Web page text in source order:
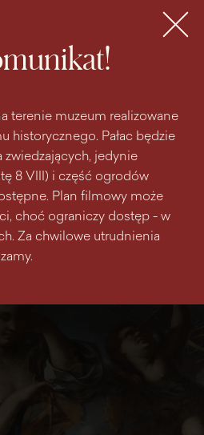
terenie muzeum realizowane
historycznego. Pałac będzie
zwiedzających, jedynie
8 VIII) i część ogrodów
Plan filmowy może
choć ograniczy dostęp - w
Za chwilowe utrudnienia
MENU